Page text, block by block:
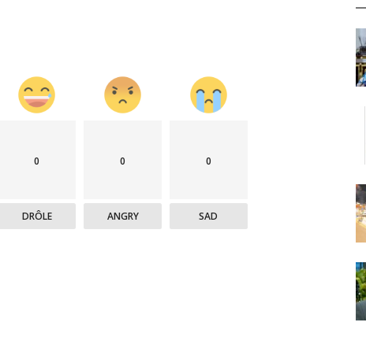
0
DRÔLE
0
ANGRY
0
SAD